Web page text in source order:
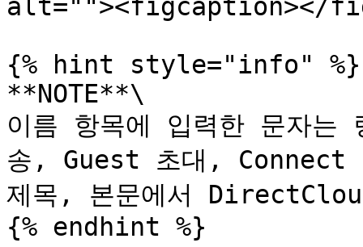
alt=""><figcaption></
{% hint style="info" %}
**NOTE**\
이름 항목에 입력한 문자
송, Guest 초대, Connect
제목, 본문에서
{% endhint %}